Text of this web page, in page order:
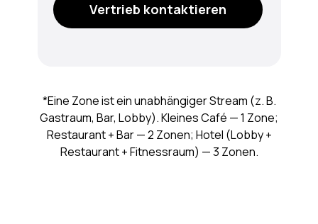
*Eine Zone ist ein unabhängiger Stream (z. B.
Gastraum, Bar, Lobby). Kleines Café — 1 Zone;
Restaurant + Bar — 2 Zonen; Hotel (Lobby +
Restaurant + Fitnessraum) — 3 Zonen.
Vertrieb kontaktieren